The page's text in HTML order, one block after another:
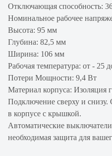
Отключающая способность:
Номинальное рабочее
Высота: 95 мм
Глубина: 82,5 мм
Ширина: 106 мм
Рабочая температура: от - 25
Потери Мощности: 9,4 Вт
Материал корпуса: Изоляция
Подключение сверху и снизу.
в корпусе с крышкой.
Автоматические
необходимая защита для